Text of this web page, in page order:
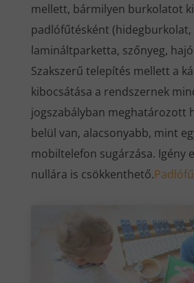
mellett, bármilyen burkolatot
padlófűtésként (hidegburkolat,
lamináltparketta, szőnyeg,
Szakszerű telepítés mellett a
kibocsátása a rendszernek
jogszabályban meghatározott
belül van, alacsonyabb, mint
mobiltelefon sugárzása. Igény
nullára is csökkenthető.